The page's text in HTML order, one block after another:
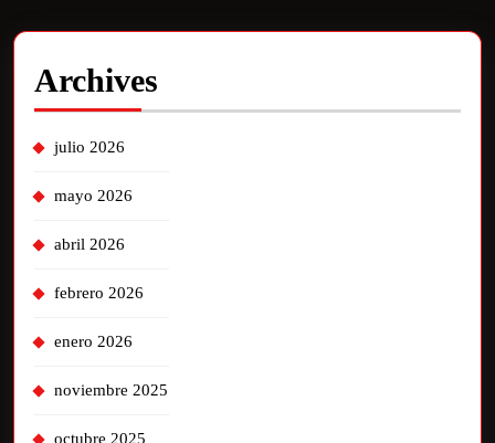
Archives
julio 2026
mayo 2026
abril 2026
febrero 2026
enero 2026
noviembre 2025
octubre 2025